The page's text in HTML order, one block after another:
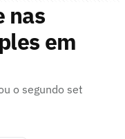
nas
em
o segundo set